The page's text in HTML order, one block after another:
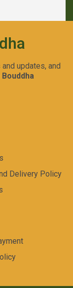
updates, and
Delivery Policy